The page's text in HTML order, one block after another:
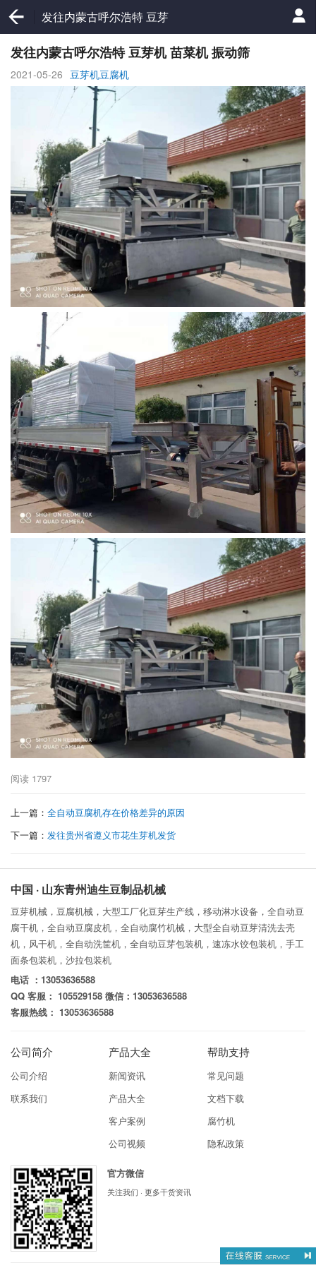
发往内蒙古呼尔浩特 豆芽
机 苗菜机 振动筛
发往内蒙古呼尔浩特 豆芽机 苗菜机 振动筛
2021-05-26 豆芽机豆腐机
阅读 1797
上一篇： 全自动豆腐机存在价格差异的原因
下一篇： 发往贵州省遵义市花生芽机发货
中国 · 山东青州迪生豆制品机械
豆芽机械，豆腐机械，大型工厂化豆芽生产线，移动淋水设备，全自动豆
腐干机，全自动豆腐皮机，全自动腐竹机械，大型全自动豆芽清洗去壳
机，风干机，全自动洗筐机，全自动豆芽包装机，速冻水饺包装机，手工
面条包装机，沙拉包装机
电话 ：13053636588
QQ 客服： 105529158 微信：13053636588
客服热线： 13053636588
公司简介
公司介绍
联系我们
产品大全
新闻资讯
产品大全
客户案例
公司视频
帮助支持
常见问题
文档下载
腐竹机
隐私政策
官方微信
关注我们 · 更多干货资讯